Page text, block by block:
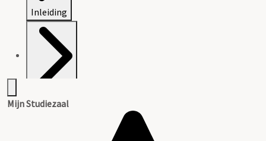
Inleiding
Mijn Studiezaal